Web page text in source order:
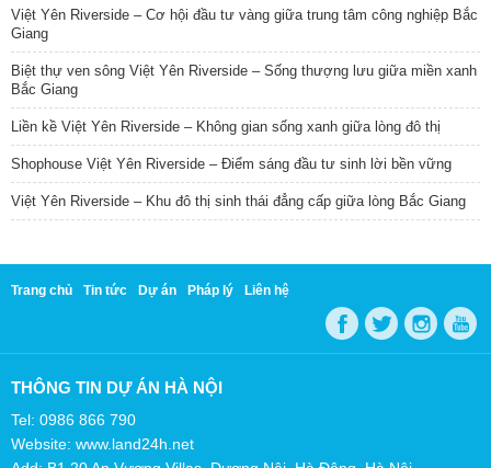
Việt Yên Riverside – Cơ hội đầu tư vàng giữa trung tâm công nghiệp Bắc
Giang
Biệt thự ven sông Việt Yên Riverside – Sống thượng lưu giữa miền xanh
Bắc Giang
Liền kề Việt Yên Riverside – Không gian sống xanh giữa lòng đô thị
Shophouse Việt Yên Riverside – Điểm sáng đầu tư sinh lời bền vững
Việt Yên Riverside – Khu đô thị sinh thái đẳng cấp giữa lòng Bắc Giang
Trang chủ Tin tức Dự án Pháp lý Liên hệ
THÔNG TIN DỰ ÁN HÀ NỘI
Tel: 0986 866 790
Website: www.land24h.net